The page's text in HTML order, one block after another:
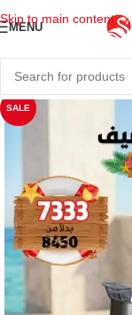
Skip to main content
MENU
SALE